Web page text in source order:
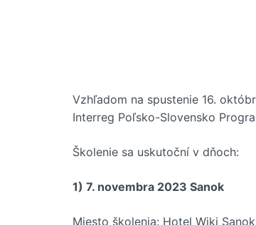
Vzhľadom na spustenie 16.
Interreg Poľsko-Slovensko
Školenie sa uskutoční v dňoch:
1) 7. novembra 2023 Sanok
Miesto školenia: Hotel Wiki